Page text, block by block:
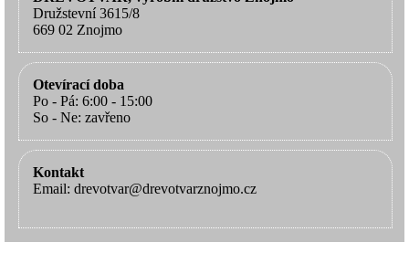
Družstevní 3615/8
669 02 Znojmo
Otevírací doba
Po - Pá: 6:00 - 15:00
So - Ne: zavřeno
Kontakt
Email: drevotvar@drevotvarznojmo.cz